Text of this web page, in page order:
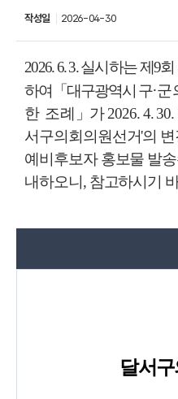
작성일 2026-04-30
2026. 6. 3.실시하는 제9회
하여
「 대구광역시 구·군
한 조례
」 가 2026. 4. 30.
서구의회의원선거'의
예비후보자 홍보물 발
내하오니, 참고하시기